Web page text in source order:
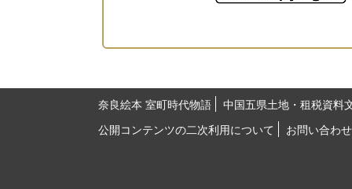
奈良絵本 室町時代物語
中国五県土地・租税資料
公開コンテンツの二次利用について
お問い合わせ